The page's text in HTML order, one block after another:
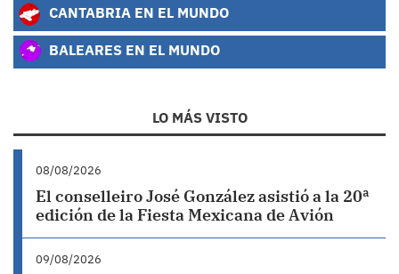
CANTABRIA EN EL MUNDO
BALEARES EN EL MUNDO
LO MÁS VISTO
08/08/2026
El conselleiro José González asistió a la 20ª
edición de la Fiesta Mexicana de Avión
09/08/2026